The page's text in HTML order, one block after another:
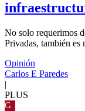
No solo requerimos
Privadas, también es
Opinión
Carlos E Paredes
|
PLUS
G